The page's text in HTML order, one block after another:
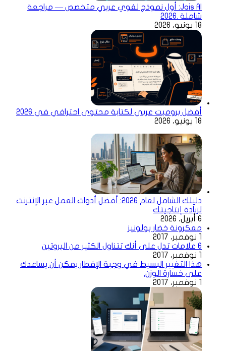
Jais AI: أول نموذج لغوي عربي متخصص — مراجعة
شاملة .2026
18 يونيو، 2026
أفضل برومبت عربي لكتابة محتوى احترافي في 2026
18 يونيو، 2026
دليلك الشامل لعام 2026: أفضل أدوات العمل عبر الإنترنت
لزيادة إنتاجيتك
6 أبريل، 2026
معكرونة خضار بولونيز
1 نوفمبر، 2017
6 علامات تدل على أنك تتناول الكثير من البروتين
1 نوفمبر، 2017
هذا التغيير البسيط في وجبة الإفطار يمكن أن يساعدك
على خسارة الوزن.
1 نوفمبر، 2017